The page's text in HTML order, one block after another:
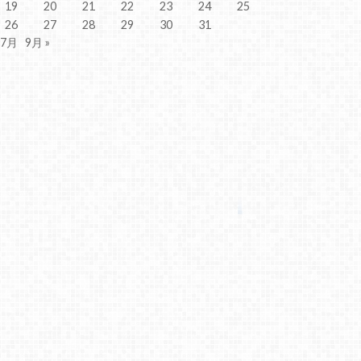
19 20 21 22 23 24
25
26
27 28 29 30
31
月
9月 »